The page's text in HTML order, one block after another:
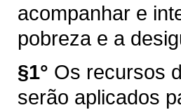
acompanhar e
pobreza e a
§1° Os recursos
serão aplicados